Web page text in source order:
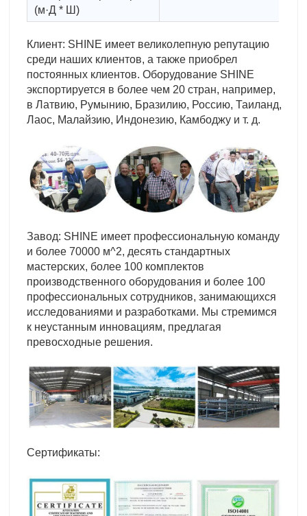
(м·Д * Ш)
Клиент: SHINE имеет великолепную репутацию
среди наших клиентов, а также приобрел
постоянных клиентов. Оборудование SHINE
экспортируется в более чем 20 стран, например,
в Латвию, Румынию, Бразилию, Россию, Таиланд,
Лаос, Малайзию, Индонезию, Камбоджу и т. д.
Завод: SHINE имеет профессиональную команду
и более 70000 м^2, десять стандартных
мастерских, более 100 комплектов
производственного оборудования и более 100
профессиональных сотрудников, занимающихся
исследованиями и разработками. Мы стремимся
к неустанным инновациям, предлагая
превосходные решения.
Сертификаты: